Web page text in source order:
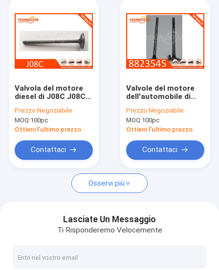
Prodotti
Video
Su di noi
Contattaci
chatta adesso
blocco cilindri del motore
Testata di cilindro del motore
albero a gomito del motore
Valvola del motore
diesel di J08C J08CT
valvola ex 13715-
1730
Prezzo:Negoziabile
MOQ:100pc
Ottieni l'ultimo prezzo
Contattaci
Valvole del motore
dell'automobile di
trattore di 8823545
motore diesel dell'EX
8823544 Fiat
Prezzo:Negoziabile
MOQ:100pc
Ottieni l'ultimo prezzo
Contattaci
Osservi più
Lasciate Un Messaggio
Ti Risponderemo Velocemente